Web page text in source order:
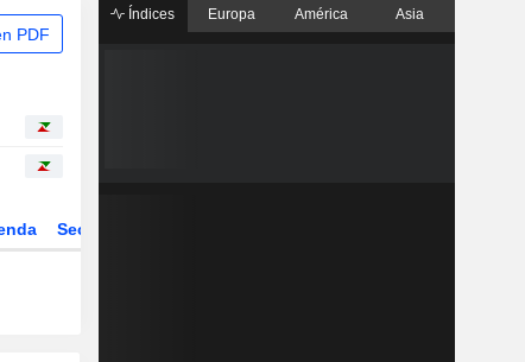
PDF
Sector
Índices Europa América Asia